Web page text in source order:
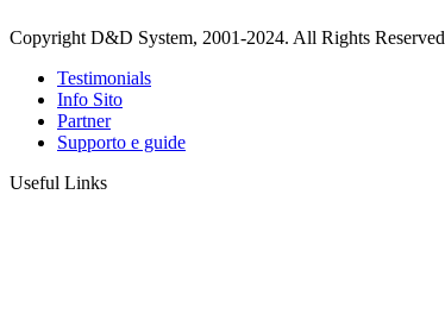
Copyright D&D System, 2001-2024. All Rights Reserved
Testimonials
Info Sito
Partner
Supporto e guide
Useful Links